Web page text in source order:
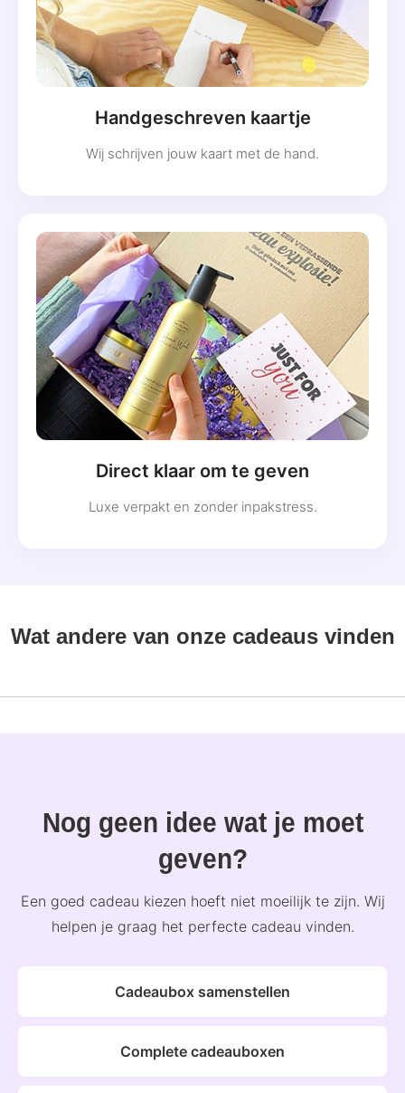
Handgeschreven kaartje
Wij schrijven jouw kaart met de hand.
Direct klaar om te geven
Luxe verpakt en zonder inpakstress.
Wat andere van onze cadeaus vinden
Nog geen idee wat je moet
geven?
Een goed cadeau kiezen hoeft niet moeilijk te zijn. Wij
helpen je graag het perfecte cadeau vinden.
Cadeaubox samenstellen
Complete cadeauboxen